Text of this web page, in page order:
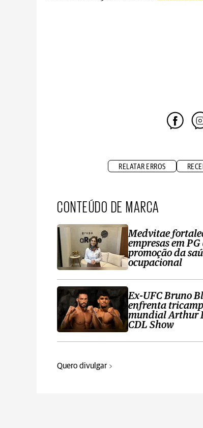
RELATAR ERROS
CONTEÚDO DE MARCA
Medvitae
empresas em PG
promoção da
ocupacional
Ex-UFC Bruno
enfrenta
mundial Arthur
CDL Show
Quero divulgar